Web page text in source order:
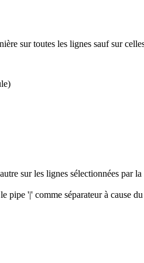
sur toutes les lignes sauf sur
sur les lignes sélectionnées par la
pipe '|' comme séparateur à cause